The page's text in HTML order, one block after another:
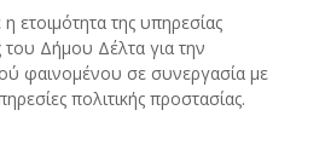
ετοιμότητα της υπηρεσίας
του Δήμου Δέλτα για την
φαινομένου σε συνεργασία με
πολιτικής προστασίας.